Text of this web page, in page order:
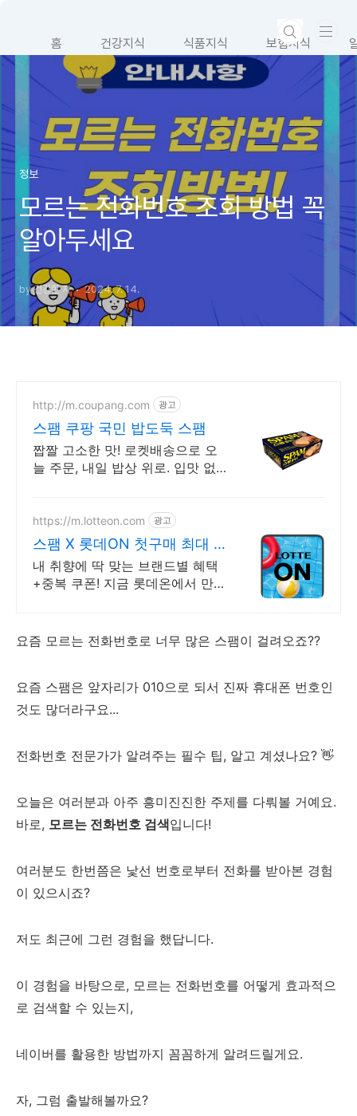
홈 건강지식 식품지식 보험지식
정보
모르는 전화번호 조회 방법 꼭
알아두세요
by 건강한 자 2024. 7. 14.
http://m.coupang.com 광고
스팸 쿠팡 국민 밥도둑 스팸
짭짤 고소한 맛! 로켓배송으로 오
늘 주문, 내일 밥상 위로. 입맛 없을
https://m.lotteon.com 광고
스팸 X 롯데ON 첫구매 최대 5
천원 혜택!
내 취향에 딱 맞는 브랜드별 혜택
+중복 쿠폰! 지금 롯데온에서 만나
요즘 모르는 전화번호로 너무 많은 스팸이 걸려오죠??
요즘 스팸은 앞자리가 010으로 되서 진짜 휴대폰 번호인
것도 많더라구요...
전화번호 전문가가 알려주는 필수 팁, 알고 계셨나요? 👋
오늘은 여러분과 아주 흥미진진한 주제를 다뤄볼 거예요.
바로, 모르는 전화번호 검색입니다!
여러분도 한번쯤은 낯선 번호로부터 전화를 받아본 경험
이 있으시죠?
저도 최근에 그런 경험을 했답니다.
이 경험을 바탕으로, 모르는 전화번호를 어떻게 효과적으
로 검색할 수 있는지,
네이버를 활용한 방법까지 꼼꼼하게 알려드릴게요.
자, 그럼 출발해볼까요?